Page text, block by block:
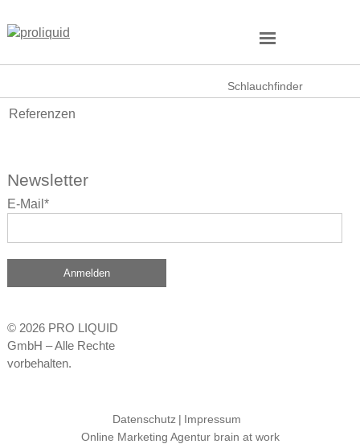
Schlauchfinder
Referenzen
Newsletter
E-Mail*
Anmelden
© 2026 PRO LIQUID
GmbH – Alle Rechte
vorbehalten.
Datenschutz
Impressum
Online Marketing Agentur brain at work